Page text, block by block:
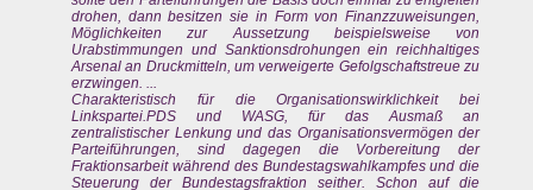
drohen, dann besitzen sie in Form von Finanzzuweisungen,
Möglichkeiten zur Aussetzung beispielsweise von
Urabstimmungen und Sanktionsdrohungen ein reichhaltiges
Arsenal an Druckmitteln, um verweigerte Gefolgschaftstreue zu
erzwingen. ...
Charakteristisch für die Organisationswirklichkeit bei
Linkspartei.PDS und WASG, für das Ausmaß an
zentralistischer Lenkung und das Organisationsvermögen der
Parteiführungen, sind dagegen die Vorbereitung der
Fraktionsarbeit während des Bundestagswahlkampfes und die
Steuerung der Bundestagsfraktion seither. Schon auf die